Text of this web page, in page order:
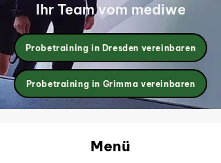
Ihr Team vom mediwe
Probetraining in Dresden vereinbaren
Probetraining in Grimma vereinbaren
Menü